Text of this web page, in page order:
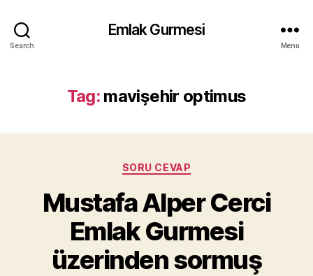
Search
Emlak Gurmesi
Menu
Tag: mavişehir optimus
Categories
SORU CEVAP
Mustafa Alper Cerci
Emlak Gurmesi
üzerinden sormuş